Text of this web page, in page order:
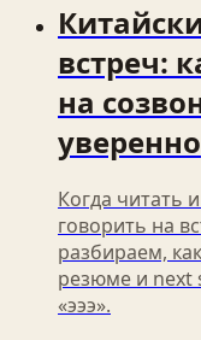
встреч:
на
уверенно
Когда читать
говорить на
разбираем,
резюме и next
«эээ».